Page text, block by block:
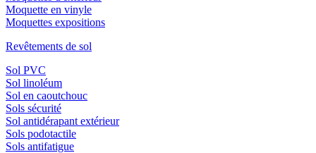
Moquette en vinyle
Moquettes expositions
Revêtements de sol
Sol PVC
Sol linoléum
Sol en caoutchouc
Sols sécurité
Sol antidérapant extérieur
Sols podotactile
Sols antifatigue